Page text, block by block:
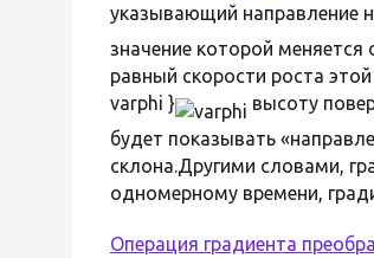
указывающий направление
значение которой меняется
равный скорости роста
varphi }
высоту
будет показывать
склона.Другими словами,
одномерному времени,
Операция градиента